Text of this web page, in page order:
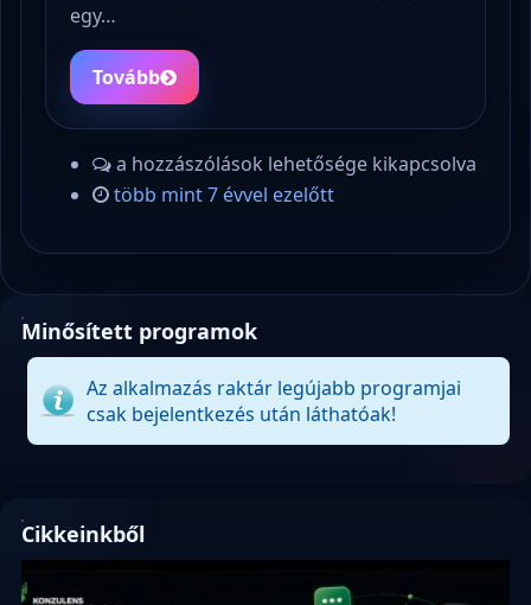
egy…
Tovább
a hozzászólások lehetősége kikapcsolva
több mint 7 évvel ezelőtt
Minősített programok
Az alkalmazás raktár legújabb programjai
csak bejelentkezés után láthatóak!
Cikkeinkből